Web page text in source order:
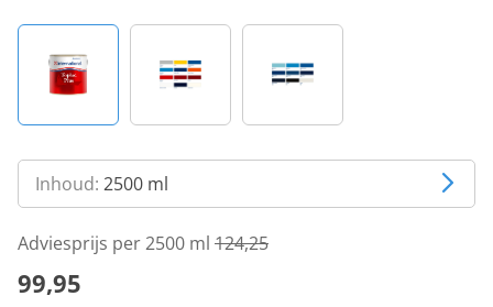
Inhoud: 2500 ml
Adviesprijs per 2500 ml 124,25
99,95